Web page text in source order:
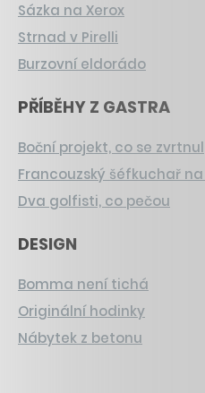
Sázka na Xerox
Strnad v Pirelli
Burzovní eldorádo
PŘÍBĚHY Z GASTRA
Boční projekt, co se zvrtnul
Francouzský šéfkuchař
Dva golfisti, co pečou
DESIGN
Bomma není tichá
Originální hodinky
Nábytek z betonu